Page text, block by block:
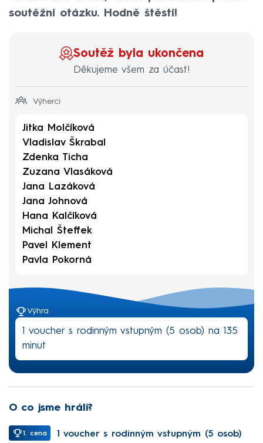
soutěžní otázku. Hodně štěstí!
Soutěž byla ukončena
Děkujeme všem za účast!
Výherci
Jitka Molčíková
Vladislav Škrabal
Zdenka Ticha
Zuzana Vlasáková
Jana Lazáková
Jana Johnová
Hana Kalčíková
Michal Šteffek
Pavel Klement
Pavla Pokorná
Výhra
1 voucher s rodinným vstupným (5 osob) na 135
minut
O co jsme hráli?
1. cena
1 voucher s rodinným vstupným (5 osob)